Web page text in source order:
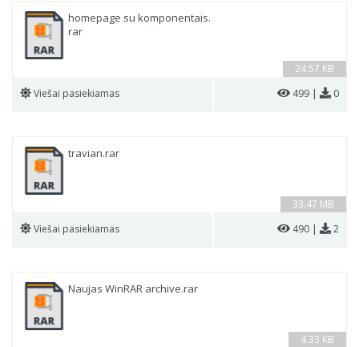
24.57 KB
homepage su komponentais.
rar
Viešai pasiekiamas 499 | 0
33.47 MB
travian.rar
Viešai pasiekiamas 490 | 2
4.33 KB
Naujas WinRAR archive.rar